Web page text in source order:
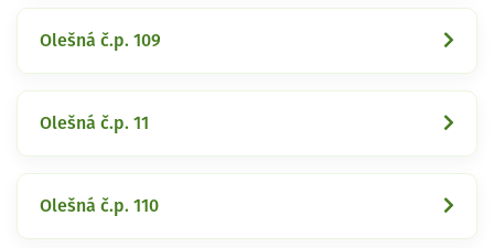
Olešná č.p. 109
Olešná č.p. 11
Olešná č.p. 110